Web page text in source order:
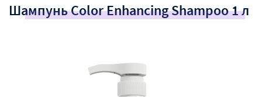
Шампунь Color Enhancing Shampoo 1 л